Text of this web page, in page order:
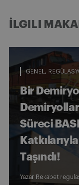
İLGILI
GENEL
Bir
Süreci
Taşındı!
Yazar Rekabet